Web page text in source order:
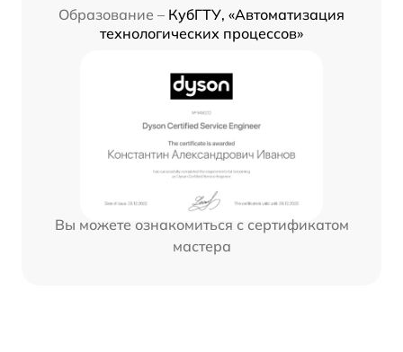
Образование – КубГТУ, «Автоматизация
технологических процессов»
Вы можете ознакомиться с сертификатом
мастера